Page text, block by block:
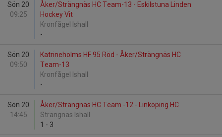
Sön 20
09:25
Åker/Strängnäs HC Team-13 - Eskilstuna Linden
Hockey Vit
Kronfågel Ishall
-
Sön 20
09:50
Katrineholms HF 95 Röd - Åker/Strängnäs HC
Team-13
Kronfågel Ishall
-
Sön 20
14:45
Åker/Strängnäs HC Team -12 - Linköping HC
Strängnäs Ishall
1 - 3